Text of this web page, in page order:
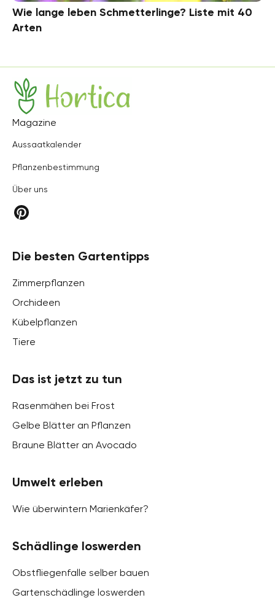
Wie lange leben Schmetterlinge? Liste mit 40
Arten
Hortica
Magazine
Aussaatkalender
Pflanzenbestimmung
Über uns
Die besten Gartentipps
Zimmerpflanzen
Orchideen
Kübelpflanzen
Tiere
Das ist jetzt zu tun
Rasenmähen bei Frost
Gelbe Blätter an Pflanzen
Braune Blätter an Avocado
Umwelt erleben
Wie überwintern Marienkäfer?
Schädlinge loswerden
Obstfliegenfalle selber bauen
Gartenschädlinge loswerden